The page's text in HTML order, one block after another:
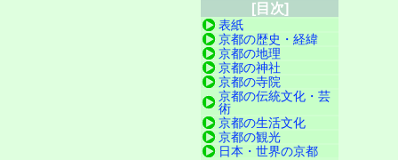
[目次]
表紙
京都の歴史・経緯
京都の地理
京都の神社
京都の寺院
京都の伝統文化・芸
術
京都の生活文化
京都の観光
日本・世界の京都